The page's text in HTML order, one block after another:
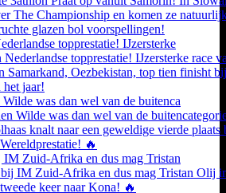
topprestatie! IJzersterke
was dan wel van de buitenca
Zuid-Afrika en dus mag Tristan